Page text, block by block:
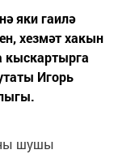
яки гаилә
хезмәт хакын
кыскартырга
Игорь
шушы